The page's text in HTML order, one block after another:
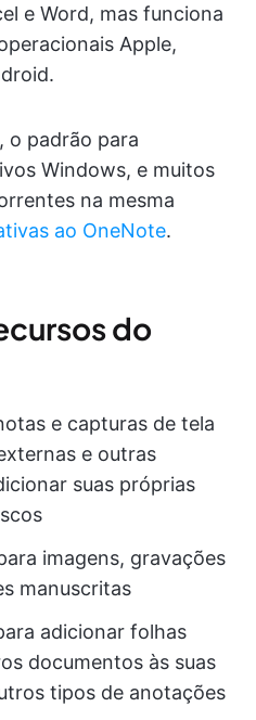
e Word, mas funciona
Apple,
o padrão para
Windows, e muitos
na mesma
ao OneNote.
do
e capturas de tela
e outras
suas próprias
imagens, gravações
manuscritas
adicionar folhas
documentos às suas
tipos de anotações